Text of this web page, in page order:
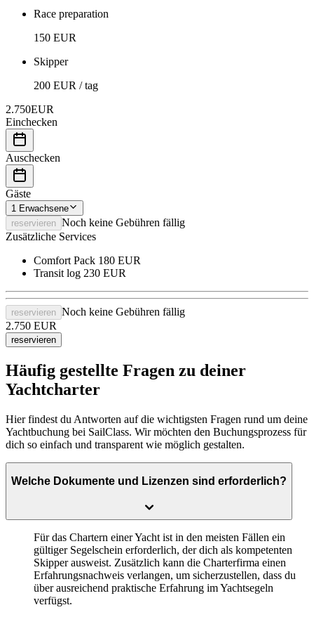
Race preparation
150 EUR
Skipper
200 EUR / tag
2.750EUR
Einchecken
Auschecken
Gäste
1 Erwachsene
reservieren Noch keine Gebühren fällig
Zusätzliche Services
Comfort Pack 180 EUR
Transit log 230 EUR
reservieren Noch keine Gebühren fällig
2.750 EUR
reservieren
Häufig gestellte Fragen zu deiner
Yachtcharter
Hier findest du Antworten auf die wichtigsten Fragen rund um deine
Yachtbuchung bei SailClass. Wir möchten den Buchungsprozess für
dich so einfach und transparent wie möglich gestalten.
Welche Dokumente und Lizenzen sind erforderlich?
Für das Chartern einer Yacht ist in den meisten Fällen ein
gültiger Segelschein erforderlich, der dich als kompetenten
Skipper ausweist. Zusätzlich kann die Charterfirma einen
Erfahrungsnachweis verlangen, um sicherzustellen, dass du
über ausreichend praktische Erfahrung im Yachtsegeln
verfügst.